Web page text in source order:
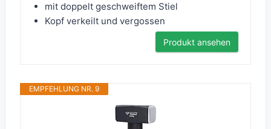
mit doppelt geschweiftem Stiel
Kopf verkeilt und vergossen
Produkt ansehen
EMPFEHLUNG NR. 9